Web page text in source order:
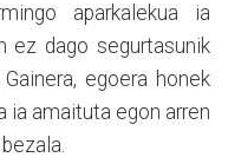
aparkalekua ia
ez dago segurtasunik
egoera honek
ia amaituta egon arren